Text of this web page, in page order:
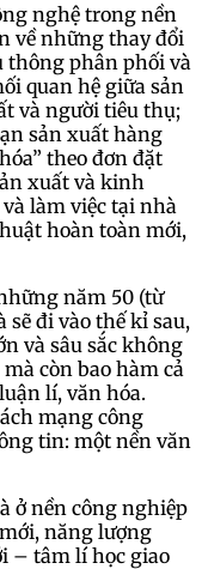
nghệ trong nền
về những thay đổi
thông phân phối và
quan hệ giữa sản
và người tiêu thụ;
sản xuất hàng
theo đơn đặt
xuất và kinh
làm việc tại nhà
hoàn toàn mới,
năm 50 (từ
đi vào thế kỉ sau,
và sâu sắc không
còn bao hàm cả
lí, văn hóa.
mạng công
tin: một nền văn
ở nền công nghiệp
năng lượng
– tâm lí học giao